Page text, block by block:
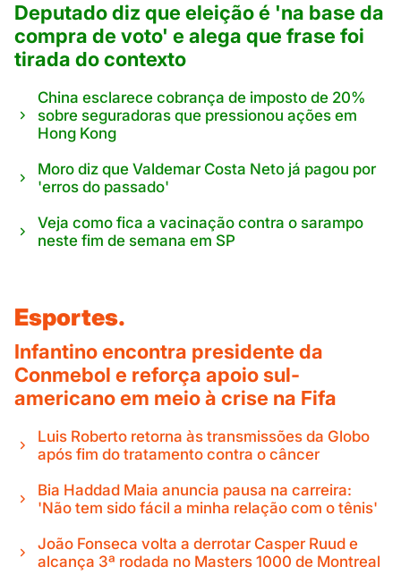
Deputado diz que eleição é 'na base da
compra de voto' e alega que frase foi
tirada do contexto
China esclarece cobrança de imposto de 20%
sobre seguradoras que pressionou ações em
Hong Kong
Moro diz que Valdemar Costa Neto já pagou por
'erros do passado'
Veja como fica a vacinação contra o sarampo
neste fim de semana em SP
Esportes.
Infantino encontra presidente da
Conmebol e reforça apoio sul-
americano em meio à crise na Fifa
Luis Roberto retorna às transmissões da Globo
após fim do tratamento contra o câncer
Bia Haddad Maia anuncia pausa na carreira:
'Não tem sido fácil a minha relação com o tênis'
João Fonseca volta a derrotar Casper Ruud e
alcança 3ª rodada no Masters 1000 de Montreal